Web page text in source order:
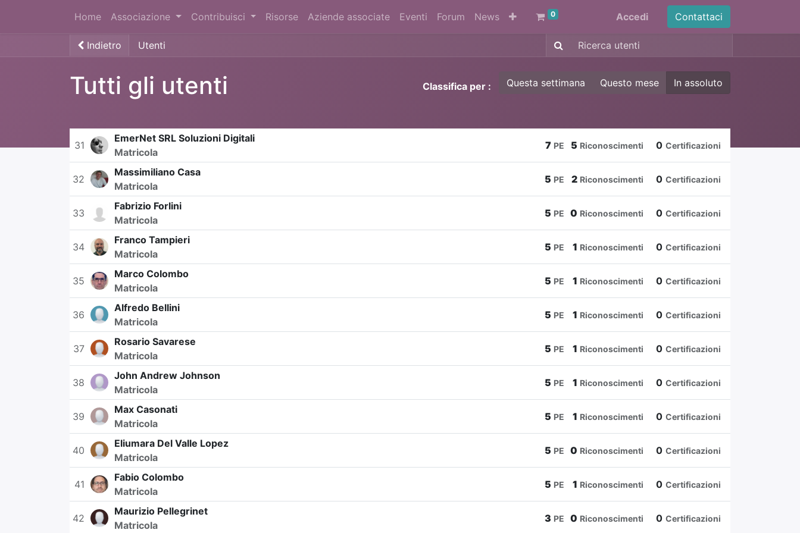
Home Associazione Contribuisci Risorse Aziende associate Eventi Forum News 0 Accedi Contattaci
Indietro Utenti
Tutti gli utenti Classifica per : Questa settimana Questo mese In assoluto
31
EmerNet SRL Soluzioni Digitali
Matricola
7 PE 5 Riconoscimenti 0 Certificazioni
32
Massimiliano Casa
Matricola
5 PE 2 Riconoscimenti 0 Certificazioni
33
Fabrizio Forlini
Matricola
5 PE 0 Riconoscimenti 0 Certificazioni
34
Franco Tampieri
Matricola
5 PE 1 Riconoscimenti 0 Certificazioni
35
Marco Colombo
Matricola
5 PE 1 Riconoscimenti 0 Certificazioni
36
Alfredo Bellini
Matricola
5 PE 1 Riconoscimenti 0 Certificazioni
37
Rosario Savarese
Matricola
5 PE 1 Riconoscimenti 0 Certificazioni
38
John Andrew Johnson
Matricola
5 PE 1 Riconoscimenti 0 Certificazioni
39
Max Casonati
Matricola
5 PE 1 Riconoscimenti 0 Certificazioni
40
Eliumara Del Valle Lopez
Matricola
5 PE 0 Riconoscimenti 0 Certificazioni
41
Fabio Colombo
Matricola
5 PE 1 Riconoscimenti 0 Certificazioni
42
Maurizio Pellegrinet
Matricola
3 PE 0 Riconoscimenti 0 Certificazioni